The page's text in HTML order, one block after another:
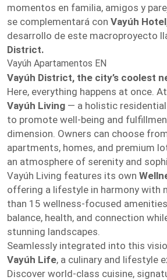
momentos en familia, amigos y
se complementará con Vayúh
desarrollo de este macroproyecto
District.
Vayúh Apartamentos EN
Vayúh District, the city’s coolest
Here, everything happens at once.
Vayúh Living — a holistic
to promote well-being and
dimension. Owners can choose
apartments, homes, and premium
an atmosphere of serenity and
Vayúh Living features its own
offering a lifestyle in harmony with
than 15 wellness-focused
balance, health, and connection
stunning landscapes.
Seamlessly integrated into this
Vayúh Life, a culinary and lifestyle
Discover world-class cuisine,